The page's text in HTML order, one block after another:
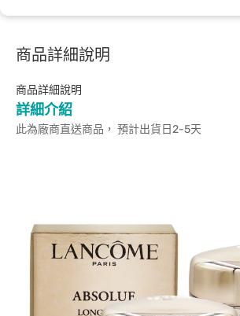
商品詳細說明
商品詳細說明
詳細介紹
此為廠商直送商品， 預計出貨日2-5天